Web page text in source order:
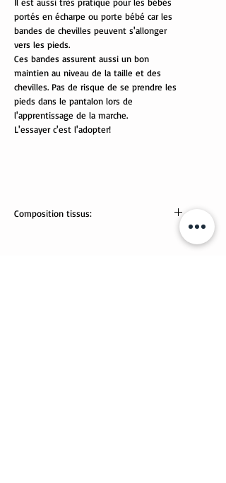
portés en écharpe ou porte bébé car les
bandes de chevilles peuvent s'allonger
vers les pieds.
Ces bandes assurent aussi un bon
maintien au niveau de la taille et des
chevilles. Pas de risque de se prendre les
pieds dans le pantalon lors de
l'apprentissage de la marche.
L'essayer c'est l'adopter!
Composition tissus: